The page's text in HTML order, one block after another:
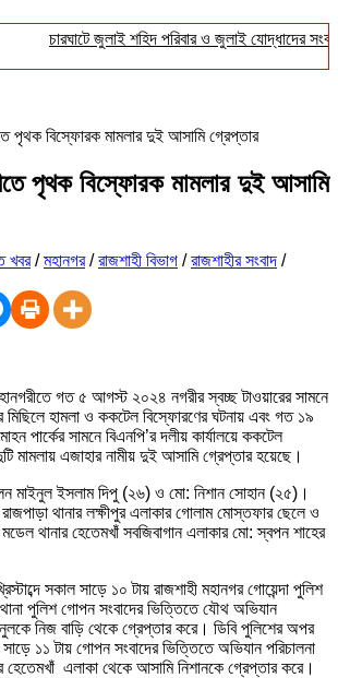
চারঘাটে জুলাই শহিদ পরিবার ও জুলাই যোদ্ধাদের সংবর্ধনা
পৃথক বিস্ফোরক মামলার দুই আসামি গ্রেপ্তার
পৃথক বিস্ফোরক মামলার দুই আসামি
খবর/মহানগর/রাজশাহী বিভাগ /রাজশাহীর সংবাদ /
গত ৫ আগস্ট ২০২৪ নগরীর স্বচ্ছ টাওয়ারের সামনে
মিছিলে হামলা ও ককটেল বিস্ফোরণের ঘটনায় এবং গত ১৯
পার্কের সামনে বিএনপি’র দলীয় কার্যালয়ে ককটেল
মামলায় এজাহার নামীয় দুই আসামি গ্রেপ্তার হয়েছে।
মাইনুল ইসলাম দিপু (২৬) ও মো: নিশান সোহান (২৫)।
রাজপাড়া থানার লক্ষীপুর এলাকার গোলাম মোস্তফার ছেলে ও
মডেল থানার হেতেমখাঁ সবজিবাগান এলাকার মো: স্বপন শাহের
সকাল সাড়ে ১০ টায় রাজশাহী মহানগর গোয়েন্দা পুলিশ
পুলিশ গোপন সংবাদের ভিত্তিতে যৌথ অভিযান
নিজ বাড়ি থেকে গ্রেপ্তার করে। ডিবি পুলিশের অপর
১১ টায় গোপন সংবাদের ভিত্তিতে অভিযান পরিচালনা
হেতেমখাঁ এলাকা থেকে আসামি নিশানকে গ্রেপ্তার করে।